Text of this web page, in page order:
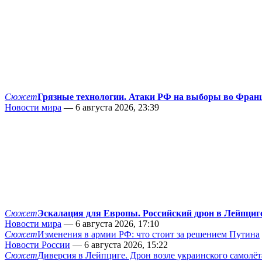
СюжетГрязные технологии. Атаки РФ на выборы во
Новости мира — 6 августа 2026, 23:39
СюжетЭскалация для Европы. Российский дрон в
Новости мира — 6 августа 2026, 17:10
СюжетИзменения в армии РФ: что стоит за решением Путина
Новости России — 6 августа 2026, 15:22
СюжетДиверсия в Лейпциге. Дрон возле украинского